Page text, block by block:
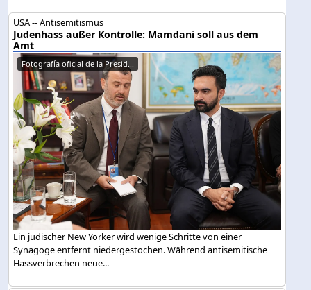
USA -- Antisemitismus
Judenhass außer Kontrolle: Mamdani soll aus dem
Amt
Fotografía oficial de la Presid...
Ein jüdischer New Yorker wird wenige Schritte von einer
Synagoge entfernt niedergestochen. Während antisemitische
Hassverbrechen neue...